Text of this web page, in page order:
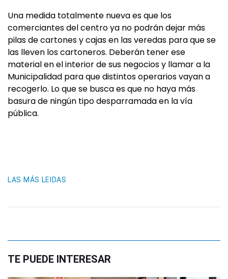
Una medida totalmente nueva es que los
comerciantes del centro ya no podrán dejar más
pilas de cartones y cajas en las veredas para que se
las lleven los cartoneros. Deberán tener ese
material en el interior de sus negocios y llamar a la
Municipalidad para que distintos operarios vayan a
recogerlo. Lo que se busca es que no haya más
basura de ningún tipo desparramada en la vía
pública.
LAS MÁS LEIDAS
TE PUEDE INTERESAR